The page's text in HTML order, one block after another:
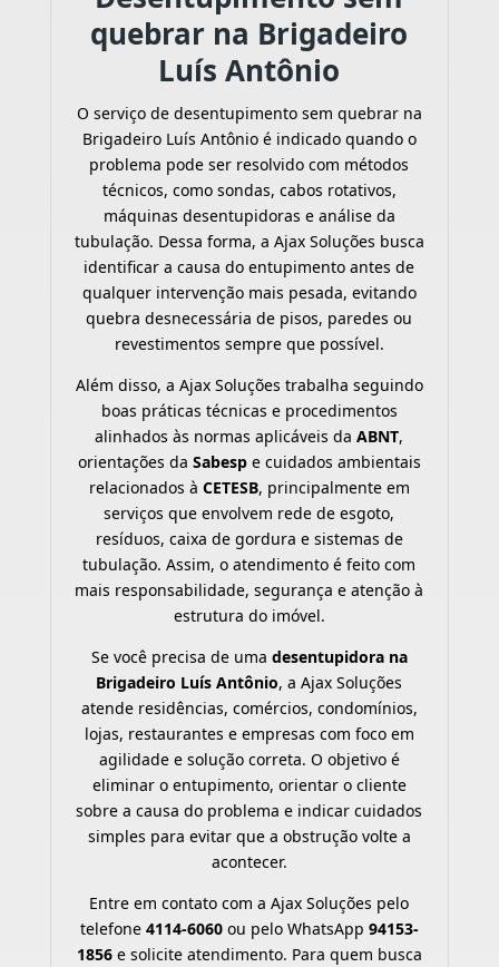
quebrar na Brigadeiro
Luís Antônio
O serviço de desentupimento sem quebrar na
Brigadeiro Luís Antônio é indicado quando o
problema pode ser resolvido com métodos
técnicos, como sondas, cabos rotativos,
máquinas desentupidoras e análise da
tubulação. Dessa forma, a Ajax Soluções busca
identificar a causa do entupimento antes de
qualquer intervenção mais pesada, evitando
quebra desnecessária de pisos, paredes ou
revestimentos sempre que possível.
Além disso, a Ajax Soluções trabalha seguindo
boas práticas técnicas e procedimentos
alinhados às normas aplicáveis daABNT,
orientações da Sabespe cuidados ambientais
relacionados à CETESB, principalmente em
serviços que envolvem rede de esgoto,
resíduos, caixa de gordura e sistemas de
tubulação. Assim, o atendimento é feito com
mais responsabilidade, segurança e atenção à
estrutura do imóvel.
Se você precisa de uma desentupidora na
Brigadeiro Luís Antônio, a Ajax Soluções
atende residências, comércios, condomínios,
lojas, restaurantes e empresas com foco em
agilidade e solução correta. O objetivo é
eliminar o entupimento, orientar o cliente
sobre a causa do problema e indicar cuidados
simples para evitar que a obstrução volte a
acontecer.
Entre em contato com a Ajax Soluções pelo
telefone 4114-6060ou pelo WhatsApp 94153-
1856e solicite atendimento. Para quem busca